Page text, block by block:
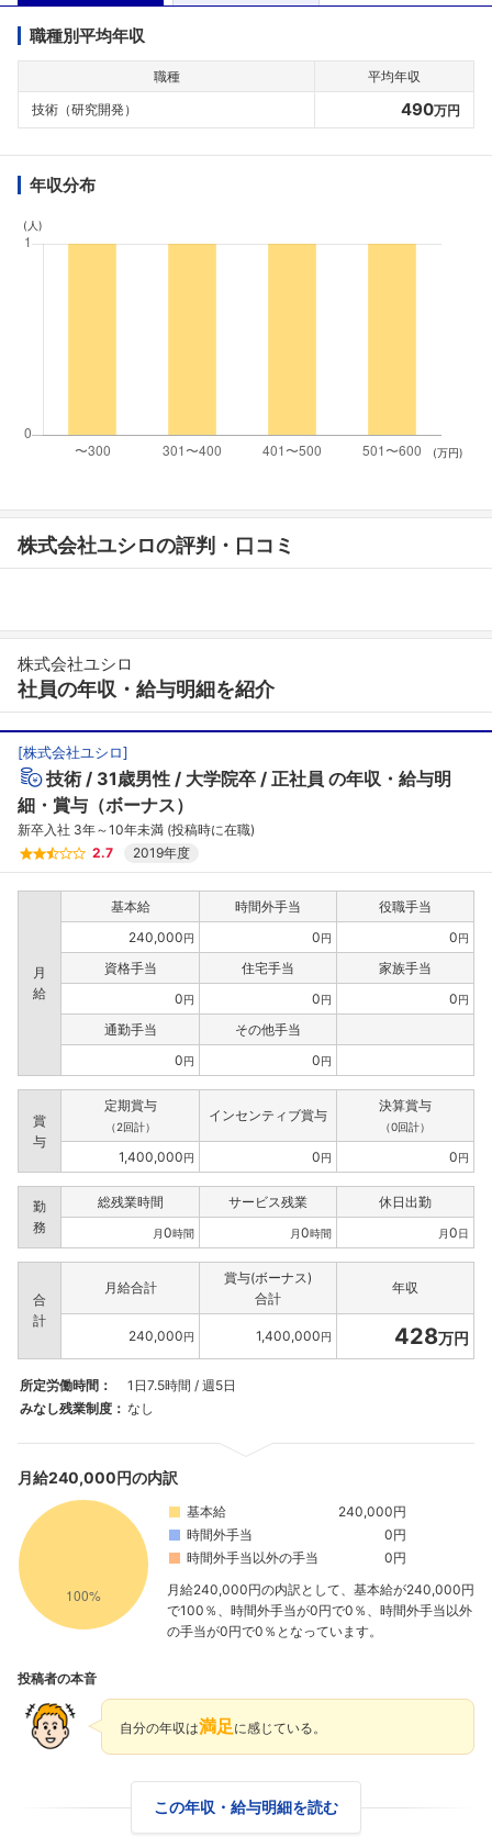
職種別平均年収
職種
平均年収
技術（研究開発）
490万円
年収分布
(人)
(万円)
株式会社ユシロの評判・口コミ
株式会社ユシロ
社員の年収・給与明細を紹介
[株式会社ユシロ]
技術 31歳男性 大学院卒 正社員 の年収・給与明
細・賞与（ボーナス）
新卒入社 3年～10年未満 (投稿時に在職)
2.7
2019年度
月
給
基本給 時間外手当
役職手当
240,000円 0円 0円
資格手当 住宅手当
家族手当
0円 0円 0円
通勤手当
その他手当
0円 0円
賞
与
定期賞与
（2回計）
インセンティブ賞与
決算賞与
（0回計）
1,400,000円 0円 0円
勤
務
総残業時間 サービス残業 休日出勤
月0時間 月0時間 月0日
合
計
月給合計
賞与(ボーナス)
合計
年収
240,000円 1,400,000円 428万円
所定労働時間：
1日7.5時間 / 週5日
みなし残業制度： なし
月給240,000円の内訳
基本給
240,000円
時間外手当
0円
時間外手当以外の手当
0円
月給240,000円の内訳として、基本給が240,000円
で100％、時間外手当が0円で0％、時間外手当以外
の手当が0円で0％となっています。
投稿者の本音
自分の年収は満足 に感じている。
この年収・給与明細を読む